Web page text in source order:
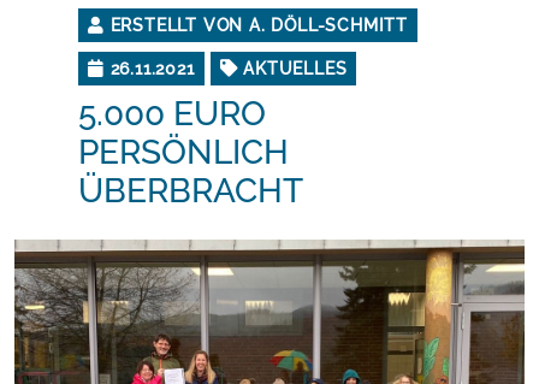
ERSTELLT VON A. DÖLL-SCHMITT
26.11.2021 AKTUELLES
5.000 EURO
PERSÖNLICH
ÜBERBRACHT